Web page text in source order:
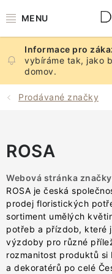
na
NOVINKY
PODZIM
KUCHYNĚ A STOLOVÁNÍ
BYTOVÝ TEXTIL
KOUPELNA
ZNAČKY
vybíráme tak, jako
domov.
Prodávané značky
ROSA
Webová stránka
ROSA je česká
prodej floristických
sortiment umělých
potřeb a přízdob, které
výzdoby pro různé
rozmanitost produktů si
a dekoratérů po celé